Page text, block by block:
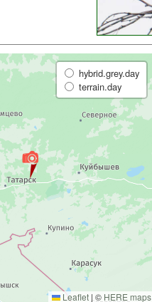
hybrid.grey.day
terrain.day
Leaflet | © HERE maps